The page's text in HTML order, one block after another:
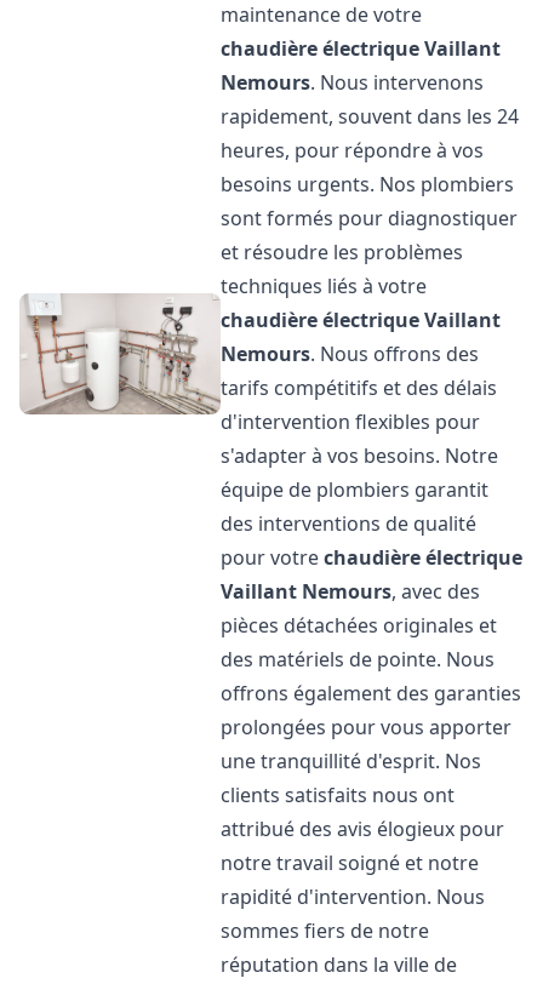
maintenance de votre
chaudière électrique Vaillant
Nemours. Nous intervenons
rapidement, souvent dans les 24
heures, pour répondre à vos
besoins urgents. Nos plombiers
sont formés pour diagnostiquer
et résoudre les problèmes
techniques liés à votre
chaudière électrique Vaillant
Nemours. Nous offrons des
tarifs compétitifs et des délais
d'intervention flexibles pour
s'adapter à vos besoins. Notre
équipe de plombiers garantit
des interventions de qualité
pour votrechaudière électrique
Vaillant Nemours, avec des
pièces détachées originales et
des matériels de pointe. Nous
offrons également des garanties
prolongées pour vous apporter
une tranquillité d'esprit. Nos
clients satisfaits nous ont
attribué des avis élogieux pour
notre travail soigné et notre
rapidité d'intervention. Nous
sommes fiers de notre
réputation dans la ville de